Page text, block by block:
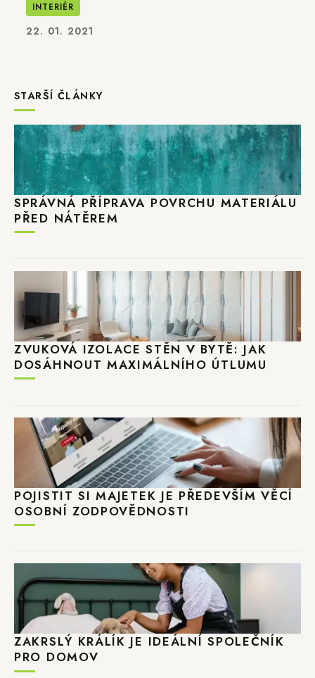
INTERIÉR
22. 01. 2021
STARŠÍ ČLÁNKY
SPRÁVNÁ PŘÍPRAVA POVRCHU MATERIÁLU
PŘED NÁTĚREM
ZVUKOVÁ IZOLACE STĚN V BYTĚ: JAK
DOSÁHNOUT MAXIMÁLNÍHO ÚTLUMU
POJISTIT SI MAJETEK JE PŘEDEVŠÍM VĚCÍ
OSOBNÍ ZODPOVĚDNOSTI
ZAKRSLÝ KRÁLÍK JE IDEÁLNÍ SPOLEČNÍK
PRO DOMOV